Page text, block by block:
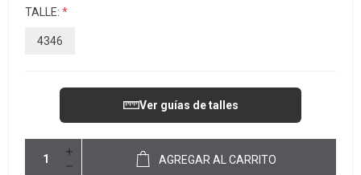
TALLE: *
4346
Ver guías de talles
AGREGAR AL CARRITO